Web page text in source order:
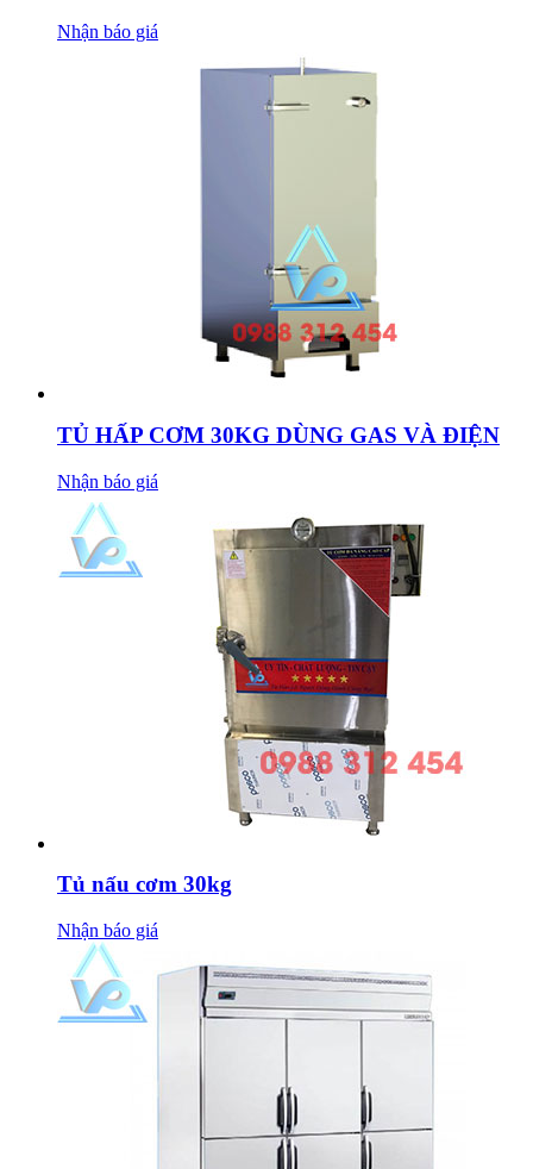
Nhận báo giá
TỦ HẤP CƠM 30KG DÙNG GAS VÀ ĐIỆN
Nhận báo giá
Tủ nấu cơm 30kg
Nhận báo giá